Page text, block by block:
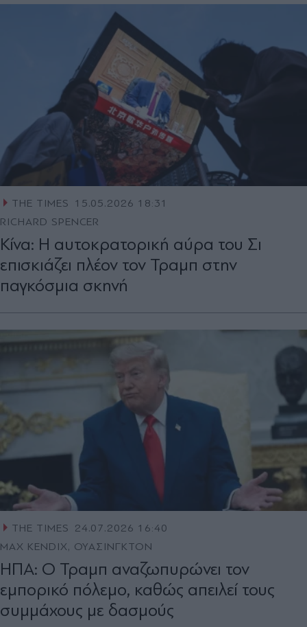
THE TIMES
15.05.2026 18:31
RICHARD SPENCER
Κίνα: Η αυτοκρατορική αύρα του Σι
επισκιάζει πλέον τον Τραμπ στην
παγκόσμια σκηνή
THE TIMES
24.07.2026 16:40
MAX KENDIX, ΟΥΑΣΙΝΓΚΤΟΝ
ΗΠΑ: Ο Τραμπ αναζωπυρώνει τον
εμπορικό πόλεμο, καθώς απειλεί τους
συμμάχους με δασμούς